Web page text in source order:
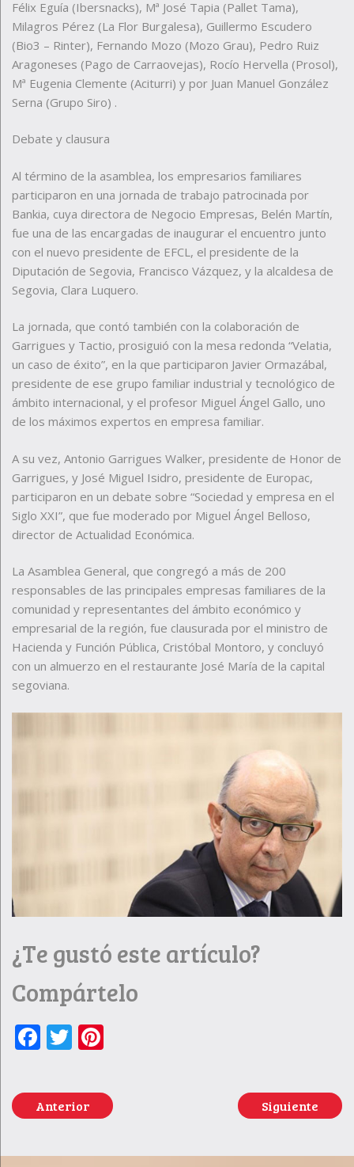
Félix Eguía (Ibersnacks), Mª José Tapia (Pallet Tama),
Milagros Pérez (La Flor Burgalesa), Guillermo Escudero
(Bio3 – Rinter), Fernando Mozo (Mozo Grau), Pedro Ruiz
Aragoneses (Pago de Carraovejas), Rocío Hervella (Prosol),
Mª Eugenia Clemente (Aciturri) y por Juan Manuel González
Serna (Grupo Siro) .
Debate y clausura
Al término de la asamblea, los empresarios familiares
participaron en una jornada de trabajo patrocinada por
Bankia, cuya directora de Negocio Empresas, Belén Martín,
fue una de las encargadas de inaugurar el encuentro junto
con el nuevo presidente de EFCL, el presidente de la
Diputación de Segovia, Francisco Vázquez, y la alcaldesa de
Segovia, Clara Luquero.
La jornada, que contó también con la colaboración de
Garrigues y Tactio, prosiguió con la mesa redonda “Velatia,
un caso de éxito”, en la que participaron Javier Ormazábal,
presidente de ese grupo familiar industrial y tecnológico de
ámbito internacional, y el profesor Miguel Ángel Gallo, uno
de los máximos expertos en empresa familiar.
A su vez, Antonio Garrigues Walker, presidente de Honor de
Garrigues, y José Miguel Isidro, presidente de Europac,
participaron en un debate sobre “Sociedad y empresa en el
Siglo XXI”, que fue moderado por Miguel Ángel Belloso,
director de Actualidad Económica.
La Asamblea General, que congregó a más de 200
responsables de las principales empresas familiares de la
comunidad y representantes del ámbito económico y
empresarial de la región, fue clausurada por el ministro de
Hacienda y Función Pública, Cristóbal Montoro, y concluyó
con un almuerzo en el restaurante José María de la capital
segoviana.
¿Te gustó este artículo?
Compártelo
Facebook
Twitter
Anterior Siguiente